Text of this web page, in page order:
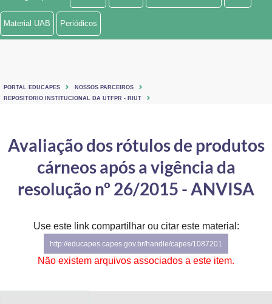
Ministério de Minas e Energia
Ministério do Turismo
Controladoria-Geral da União
Ministério da Mulher, da Família e dos Direitos Humanos
Secretaria de Governo
Gabinete de Segurança Institucional
Material UAB Periódicos
PORTAL EDUCAPES
NOSSOS PARCEIROS
REPOSITORIO INSTITUCIONAL DA UTFPR - RIUT
Avaliação dos rótulos de produtos
cárneos após a vigência da
resolução nº 26/2015 - ANVISA
Use este link compartilhar ou citar este material:
http://educapes.capes.gov.br/handle/capes/1087201
Não existem arquivos associados a este item.